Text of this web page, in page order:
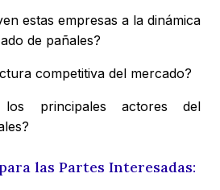
estas empresas a la dinámica
de pañales?
competitiva del mercado?
los principales actores del
las Partes Interesadas: